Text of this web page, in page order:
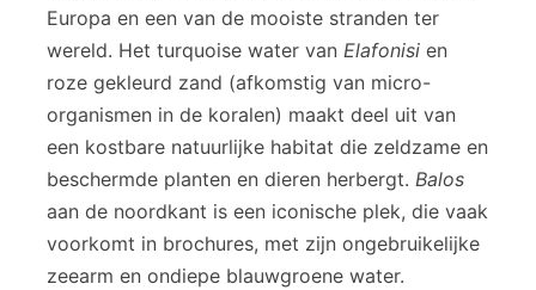
Europa en een van de mooiste stranden ter
wereld. Het turquoise water van Elafonisi en
roze gekleurd zand (afkomstig van micro-
organismen in de koralen) maakt deel uit van
een kostbare natuurlijke habitat die zeldzame en
beschermde planten en dieren herbergt. Balos
aan de noordkant is een iconische plek, die vaak
voorkomt in brochures, met zijn ongebruikelijke
zeearm en ondiepe blauwgroene water.